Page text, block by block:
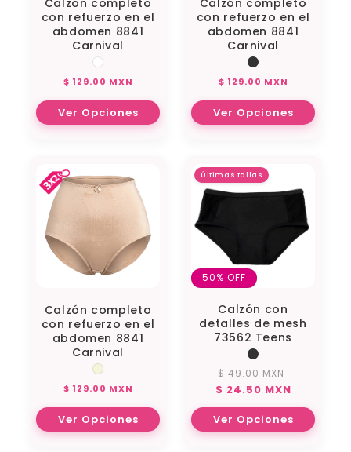
con refuerzo en el
abdomen 8841
Carnival
Precio
habitual
$ 129.00 MXN
Ver Opciones
con refuerzo en el
abdomen 8841
Carnival
Precio
habitual
$ 129.00 MXN
Ver Opciones
Calzón completo
con refuerzo en el
abdomen 8841
Carnival
Precio
habitual
$ 129.00 MXN
Ver Opciones
Últimas tallas
50% OFF
Calzón con
detalles de mesh
73562 Teens
Precio
$ 49.00 MXN
Precio
oferta
$ 24.50 MXN
Ver Opciones